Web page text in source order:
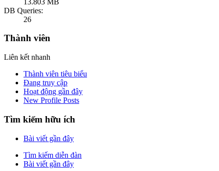
DB Queries:
26
Thành viên
Liên kết nhanh
Thành viên tiêu biểu
Đang truy cập
Hoạt động gần đây
New Profile Posts
Tìm kiếm hữu ích
Bài viết gần đây
Tìm kiếm diễn đàn
Bài viết gần đây